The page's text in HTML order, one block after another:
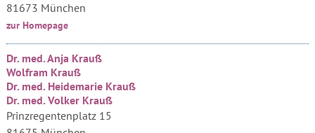
81673 München
zur Homepage
Dr. med. Anja Krauß
Wolfram Krauß
Dr. med. Heidemarie Krauß
Dr. med. Volker Krauß
Prinzregentenplatz 15